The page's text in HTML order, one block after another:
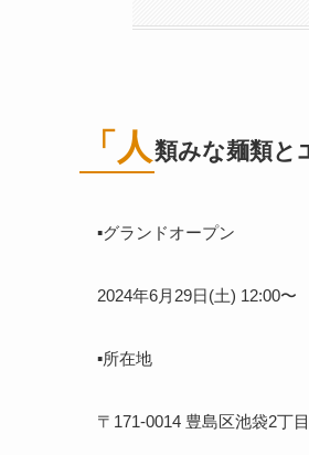
「人 類みな麺類と
▪️グランドオープン
2024年6月29日(土) 12:00〜
▪️所在地
〒171-0014 豊島区池袋2丁